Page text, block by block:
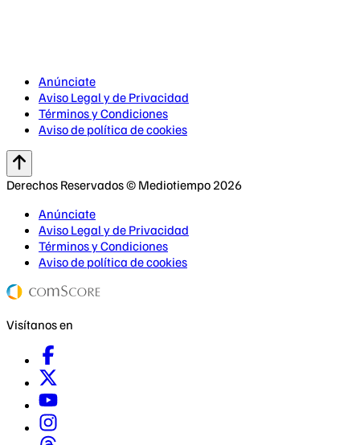
Anúnciate
Aviso Legal y de Privacidad
Términos y Condiciones
Aviso de política de cookies
Derechos Reservados © Mediotiempo 2026
Anúnciate
Aviso Legal y de Privacidad
Términos y Condiciones
Aviso de política de cookies
Visítanos en